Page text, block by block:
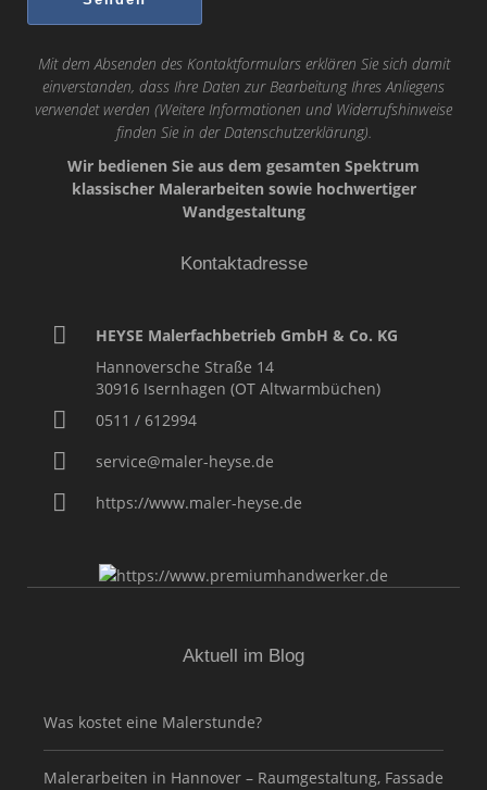
Mit dem Absenden des Kontaktformulars erklären Sie sich damit
einverstanden, dass Ihre Daten zur Bearbeitung Ihres Anliegens
verwendet werden (Weitere Informationen und Widerrufshinweise
finden Sie in der Datenschutzerklärung).
Wir bedienen Sie aus dem gesamten Spektrum
klassischer Malerarbeiten sowie hochwertiger
Wandgestaltung
Kontaktadresse
HEYSE Malerfachbetrieb GmbH & Co. KG
Hannoversche Straße 14
30916 Isernhagen (OT Altwarmbüchen)
0511 / 612994
service@maler-heyse.de
https://www.maler-heyse.de
Aktuell im Blog
Was kostet eine Malerstunde?
Malerarbeiten in Hannover – Raumgestaltung, Fassade